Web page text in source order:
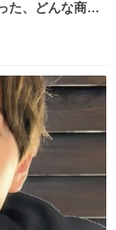
た、どんな商